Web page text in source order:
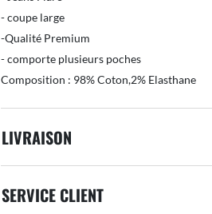
- coupe large
-Qualité Premium
- comporte plusieurs poches
Composition : 98% Coton,2% Elasthane
LIVRAISON
SERVICE CLIENT